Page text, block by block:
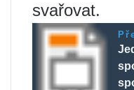
svařovat.